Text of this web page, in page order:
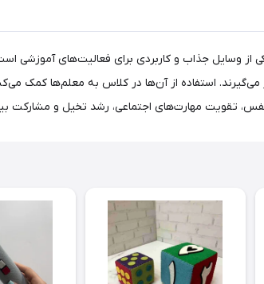
وسایل جذاب و کاربردی برای فعالیت‌های
استفاده از آن‌ها در کلاس به معلم‌ها کمک
تقویت مهارت‌های اجتماعی، رشد تخیل و